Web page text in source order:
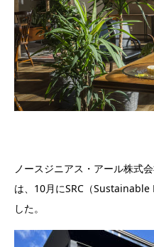
ノースジニアス・アール株式
は、10月にSRC（Sustainable
した。